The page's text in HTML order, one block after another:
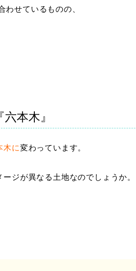
わせているものの、
本木』
木に変わっています。
ジが異なる土地なのでしょうか。